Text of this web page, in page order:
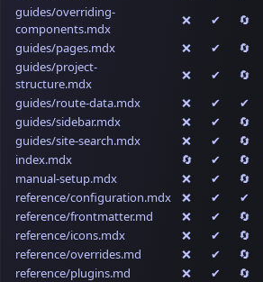
guides/overriding-
components.mdx
❌ ✔ 🔄
guides/pages.mdx
❌ ✔ 🔄
guides/project-
structure.mdx
❌ ✔ 🔄
guides/route-data.mdx
❌ ✔ ✔
guides/sidebar.mdx
❌ ✔ 🔄
guides/site-search.mdx
❌ ✔ 🔄
index.mdx
🔄 ✔ 🔄
manual-setup.mdx
❌ ✔ 🔄
reference/configuration.mdx
❌ ✔ ✔
reference/frontmatter.md
❌ ✔ 🔄
reference/icons.mdx
❌ ✔ 🔄
reference/overrides.md
❌ ✔ 🔄
reference/plugins.md
❌ ✔ 🔄